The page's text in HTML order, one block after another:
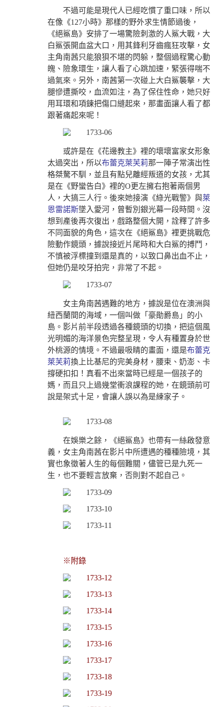
不過可能是現代人已經吃慣了重口味，所以
在像《127小時》那樣的野外求生情節過後，
《絕鯊島》安排了一場驚險刺激的人鯊大戰，大
白鯊張開血盆大口，用其鋒利牙齒瘋狂攻擊，女
主角南茜只能狼狽不堪的閃躲，整個過程驚心動
魄、險象環生，讓人看了心跳加速，緊張得喘不
過氣來。另外，南茜第一次碰上大白鯊襲擊，大
腿慘遭撕咬，血流如注，為了保住性命，她只好
用耳環和項鍊把傷口縫起來，那畫面讓人看了都
跟著痛起來呢！
或許是在《花邊教主》裡的壞壞富家女形象
太過突出，所以布蕾克萊芙莉那一陣子常演出性
格桀驁不馴，並且有點兒離經叛道的女孩，尤其
是在《野蠻告白》裡的O更左擁右抱著兩個男
人，大搞三人行。後來她接演《綠光戰警》與萊
恩雷諾斯墜入愛河，曾暫別銀光幕一段時間。沒
想到產後再次復出，戲路整個大開，詮釋了許多
不同面貌的角色，這次在《絕鯊島》裡更挑戰危
險動作鏡頭，據說接近片尾時和大白鯊的搏鬥，
不慎被浮標撞到還是真的，以致口鼻出血不止，
但她仍是咬牙拍完，非常了不起。
女主角南茜遇難的地方，據說是位在澳洲與
紐西蘭間的海域，一個叫做「豪勛爵島」的小
島。影片前半段透過各種鏡頭的切換，把這個風
光明媚的海洋景色完整呈現，令人有種置身於世
外桃源的情境。不過最吸睛的畫面，還是布蕾克
萊芙莉換上比基尼的完美身材，腰束、奶澎、卡
撐硬扣扣！真看不出來當時已經是一個孩子的
媽，而且只上過幾堂衝浪課程的她，在鏡頭前可
說是架式十足，會讓人誤以為是練家子。
在娛樂之餘，《絕鯊島》也帶有一絲啟發意
義，女主角南茜在影片中所遭遇的種種險境，其
實也象徵著人生的每個難關，儘管已是九死一
生，也不要輕言放棄，否則對不起自己。
※附錄